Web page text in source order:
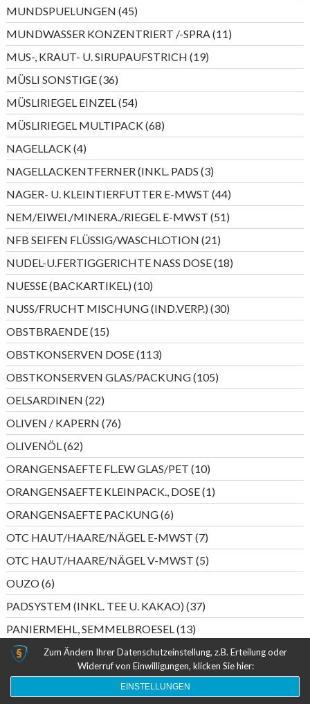
MUNDSPUELUNGEN 4545
Produkte
MUNDWASSER KONZENTRIERT /-SPRA 1111
Produkte
MUS-, KRAUT- U. SIRUPAUFSTRICH 1919
Produkte
MÜSLI SONSTIGE 3636
Produkte
MÜSLIRIEGEL EINZEL 5454
Produkte
MÜSLIRIEGEL MULTIPACK 6868
Produkte
NAGELLACK 44
Produkte
NAGELLACKENTFERNER (INKL. PADS 33
Produkte
NAGER- U. KLEINTIERFUTTER E-MWST 4444
Produkte
NEM/EIWEI./MINERA./RIEGEL E-MWST 5151
Produkte
NFB SEIFEN FLÜSSIG/WASCHLOTION 2121
Produkte
NUDEL-U.FERTIGGERICHTE NASS DOSE 1818
Produkte
NUESSE (BACKARTIKEL) 1010
Produkte
NUSS/FRUCHT MISCHUNG (IND.VERP.) 3030
Produkte
OBSTBRAENDE 1515
Produkte
OBSTKONSERVEN DOSE 113113
Produkte
OBSTKONSERVEN GLAS/PACKUNG 105105
Produkte
OELSARDINEN 2222
Produkte
OLIVEN / KAPERN 7676
Produkte
OLIVENÖL 6262
Produkte
ORANGENSAEFTE FL.EW GLAS/PET 1010
Produkte
ORANGENSAEFTE KLEINPACK., DOSE 11
Produkt
ORANGENSAEFTE PACKUNG 66
Produkte
OTC HAUT/HAARE/NÄGEL E-MWST 77
Produkte
OTC HAUT/HAARE/NÄGEL V-MWST 55
Produkte
OUZO 66
Produkte
PADSYSTEM (INKL. TEE U. KAKAO) 3737
Produkte
PANIERMEHL, SEMMELBROESEL 1313
PAPIER 88
Produkte
PAPIERTASCHENTUECHER 4444
Produkte
PASTETEN (FISCHKONSERVEN) 44
Zum Ändern Ihrer Datenschutzeinstellung, z.B. Erteilung oder
Widerruf von Einwilligungen, klicken Sie hier:
EINSTELLUNGEN